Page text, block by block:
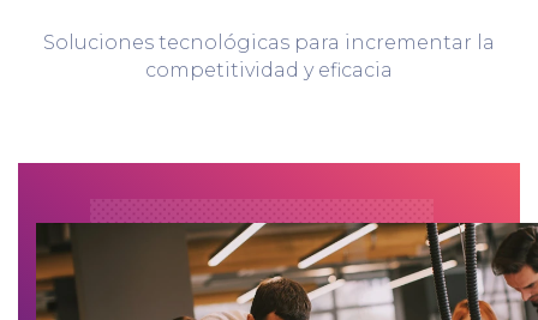
Soluciones tecnológicas para incrementar la
competitividad y eficacia